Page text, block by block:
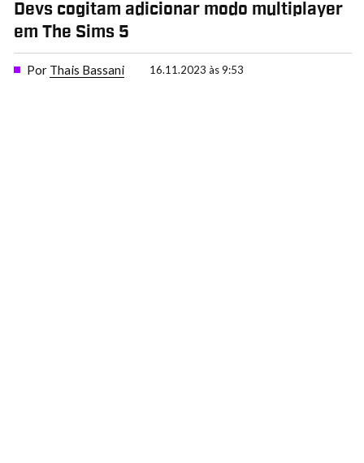
Devs cogitam adicionar modo multiplayer
em The Sims 5
Por Thais Bassani 16.11.2023 às 9:53